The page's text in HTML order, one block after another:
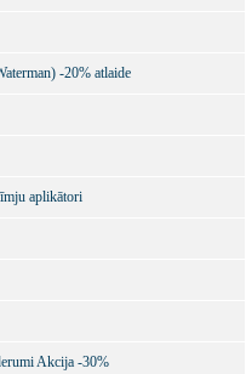
-20% atlaide
aplikātori
Akcija -30%